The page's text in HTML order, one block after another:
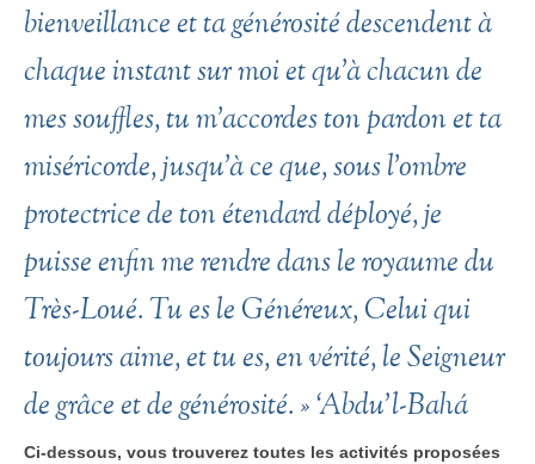
bienveillance et ta générosité descendent à
chaque instant sur moi et qu’à chacun de
mes souffles, tu m’accordes ton pardon et ta
miséricorde, jusqu’à ce que, sous l’ombre
protectrice de ton étendard déployé, je
puisse enfin me rendre dans le royaume du
Très-Loué. Tu es le Généreux, Celui qui
toujours aime, et tu es, en vérité, le Seigneur
de grâce et de générosité. »‘Abdu’l-Bahá
Ci-dessous, vous trouverez toutes les activités proposées